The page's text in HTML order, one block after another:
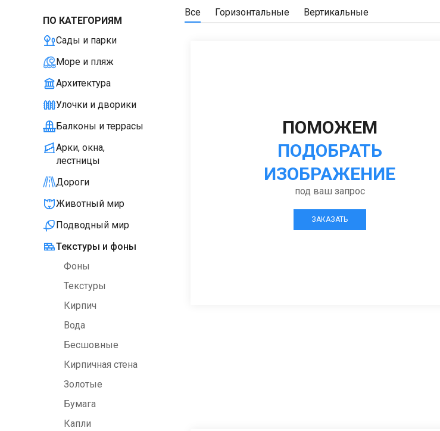
ПО КАТЕГОРИЯМ
Сады и парки
Море и пляж
Архитектура
Улочки и дворики
Балконы и террасы
Арки, окна,
лестницы
Дороги
Животный мир
Подводный мир
Текстуры и фоны
Фоны
Текстуры
Кирпич
Вода
Бесшовные
Кирпичная стена
Золотые
Бумага
Капли
Все Горизонтальные Вертикальные
ПОМОЖЕМ
ПОДОБРАТЬ
ИЗОБРАЖЕНИЕ
под ваш запрос
ЗАКАЗАТЬ